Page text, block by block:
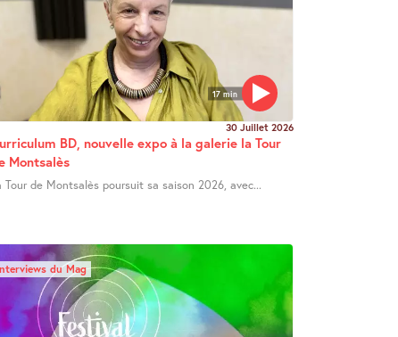
17 min
30 Juillet 2026
BD, nouvelle expo à la galerie la Tour
Montsalès
Tour de Montsalès poursuit sa saison 2026, avec...
du Mag